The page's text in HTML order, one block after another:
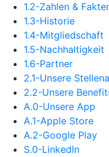
1.2-Zahlen &
1.3-Historie
1.4-Mitgliedschaft
1.5-Nachhaltigkeit
1.6-Partner
2.1-Unsere
2.2-Unsere
A.0-Unsere App
A.1-Apple Store
A.2-Google Play
S.0-LinkedIn